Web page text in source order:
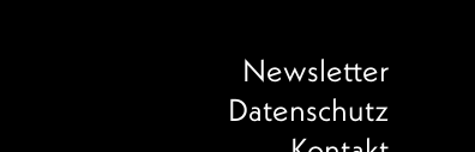
Newsletter
Datenschutz